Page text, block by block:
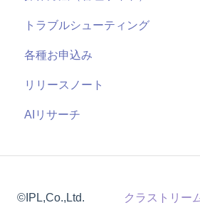
ユーザーID
管理機能：管理サイト
アンケート機能
視聴履歴
用語
システム仕様
お申し込み・導入
はじめに
ライブ配信
ユーザー管理機能
コンテンツ管理機能
トラブルシューティング
視聴ページ
管理サイト
各種お申込み
リリースノート
2026年度
2023年度
AIリサーチ
©IPL,Co.,Ltd. クラストリー